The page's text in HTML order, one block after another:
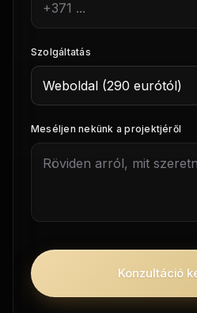
Szolgáltatás
Meséljen nekünk a projektjéről
Konzultáció